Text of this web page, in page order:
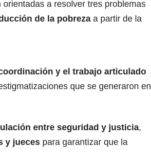
a resolver tres problemas
de la pobreza a partir de la
y el trabajo articulado
que se generaron en
entre seguridad y justicia,
y jueces para garantizar que la